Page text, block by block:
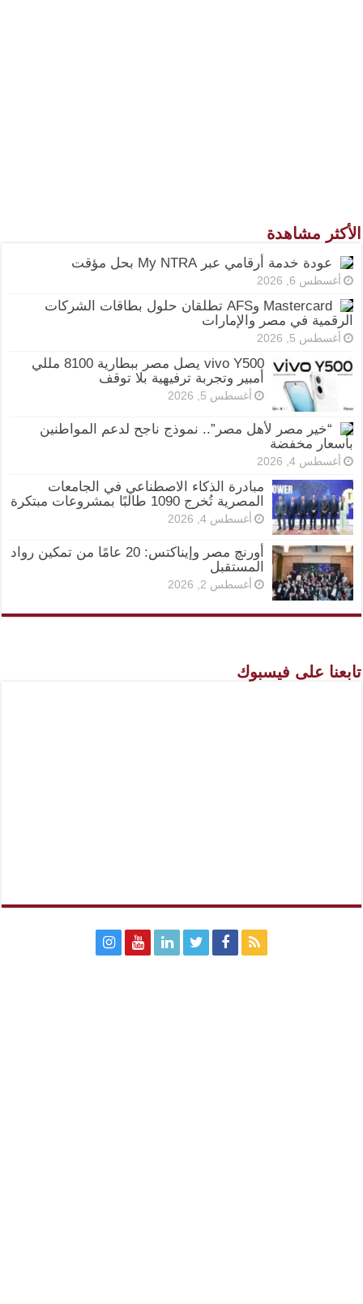
الأكثر مشاهدة
عودة خدمة أرقامي عبر My NTRA بحل مؤقت
أغسطس 6, 2026
Mastercard وAFS تطلقان حلول بطاقات الشركات
الرقمية في مصر والإمارات
أغسطس 5, 2026
vivo Y500 يصل مصر ببطارية 8100 مللي
أمبير وتجربة ترفيهية بلا توقف
أغسطس 5, 2026
“خير مصر لأهل مصر”.. نموذج ناجح لدعم المواطنين
بأسعار مخفضة
أغسطس 4, 2026
مبادرة الذكاء الاصطناعي في الجامعات
المصرية تُخرج 1090 طالبًا بمشروعات مبتكرة
أغسطس 4, 2026
أورنچ مصر وإيناكتس: 20 عامًا من تمكين رواد
المستقبل
أغسطس 2, 2026
تابعنا على فيسبوك